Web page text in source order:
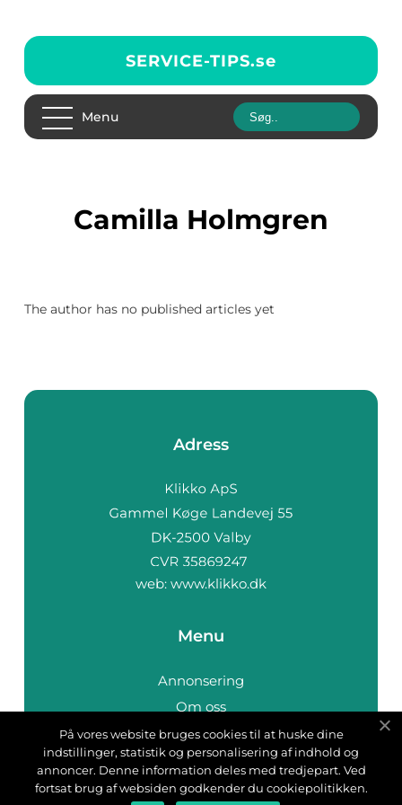
SERVICE-TIPS.se
Menu
Camilla Holmgren
The author has no published articles yet
Adress
web: www.klikko.dk
Menu
Annonsering
Om oss
Cookies
Kontakta oss
Sitemap
På vores website bruges cookies til at huske dine
indstillinger, statistik og personalisering af indhold og
annoncer. Denne information deles med tredjepart. Ved
fortsat brug af websiden godkender du cookiepolitikken.